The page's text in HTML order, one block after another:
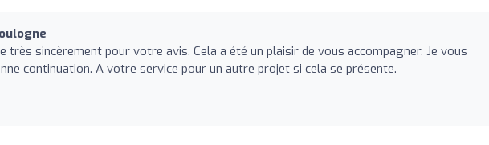
très sincèrement pour votre avis. Cela a été un plaisir de vous accompagner. Je vous
continuation. A votre service pour un autre projet si cela se présente.